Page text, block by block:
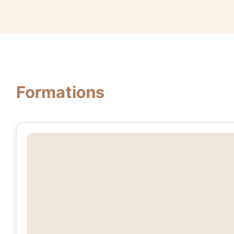
Formations